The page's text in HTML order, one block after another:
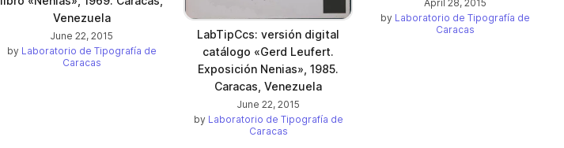
Venezuela
June 22, 2015
by Laboratorio de Tipografía de
Caracas
LabTipCcs: versión digital
catálogo «Gerd Leufert.
Exposición Nenias», 1985.
Caracas, Venezuela
June 22, 2015
by Laboratorio de Tipografía de
Caracas
April 28, 2015
by Laboratorio de Tipografía de
Caracas